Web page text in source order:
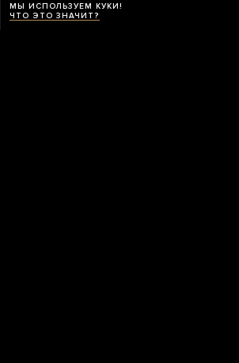
МЫ ИСПОЛЬЗУЕМ КУКИ!
ЧТО ЭТО ЗНАЧИТ?